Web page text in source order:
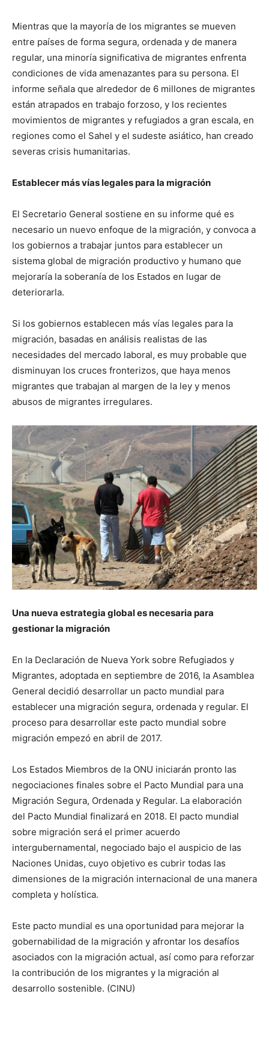
Mientras que la mayoría de los migrantes se mueven
entre países de forma segura, ordenada y de manera
regular, una minoría significativa de migrantes enfrenta
condiciones de vida amenazantes para su persona. El
informe señala que alrededor de 6 millones de migrantes
están atrapados en trabajo forzoso, y los recientes
movimientos de migrantes y refugiados a gran escala, en
regiones como el Sahel y el sudeste asiático, han creado
severas crisis humanitarias.
Establecer más vías legales para la migración
El Secretario General sostiene en su informe qué es
necesario un nuevo enfoque de la migración, y convoca a
los gobiernos a trabajar juntos para establecer un
sistema global de migración productivo y humano que
mejoraría la soberanía de los Estados en lugar de
deteriorarla.
Si los gobiernos establecen más vías legales para la
migración, basadas en análisis realistas de las
necesidades del mercado laboral, es muy probable que
disminuyan los cruces fronterizos, que haya menos
migrantes que trabajan al margen de la ley y menos
abusos de migrantes irregulares.
Una nueva estrategia global es necesaria para
gestionar la migración
En la Declaración de Nueva York sobre Refugiados y
Migrantes, adoptada en septiembre de 2016, la Asamblea
General decidió desarrollar un pacto mundial para
establecer una migración segura, ordenada y regular. El
proceso para desarrollar este pacto mundial sobre
migración empezó en abril de 2017.
Los Estados Miembros de la ONU iniciarán pronto las
negociaciones finales sobre el Pacto Mundial para una
Migración Segura, Ordenada y Regular. La elaboración
del Pacto Mundial finalizará en 2018. El pacto mundial
sobre migración será el primer acuerdo
intergubernamental, negociado bajo el auspicio de las
Naciones Unidas, cuyo objetivo es cubrir todas las
dimensiones de la migración internacional de una manera
completa y holística.
Este pacto mundial es una oportunidad para mejorar la
gobernabilidad de la migración y afrontar los desafíos
asociados con la migración actual, así como para reforzar
la contribución de los migrantes y la migración al
desarrollo sostenible. (CINU)